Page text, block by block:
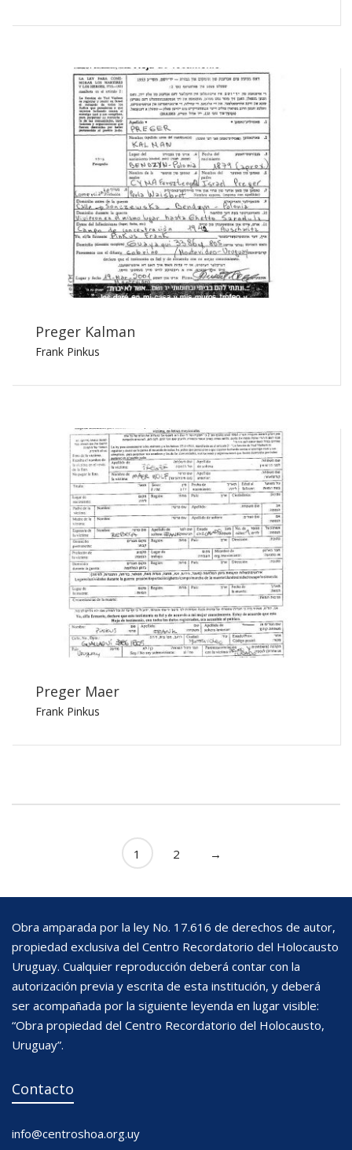
Preger Kalman
Frank Pinkus
Preger Maer
Frank Pinkus
1 2 →
Obra amparada por la ley No. 17.616 de derechos de autor,
propiedad exclusiva del Centro Recordatorio del Holocausto
Uruguay. Cualquier reproducción deberá contar con la
autorización previa y escrita de esta institución, y deberá
ser acompañada por la siguiente leyenda en lugar visible:
“Obra propiedad del Centro Recordatorio del Holocausto,
Uruguay”.
Contacto
info@centroshoa.org.uy